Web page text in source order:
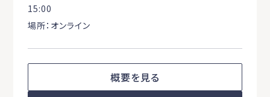
15:00
場所：オンライン
概要を見る